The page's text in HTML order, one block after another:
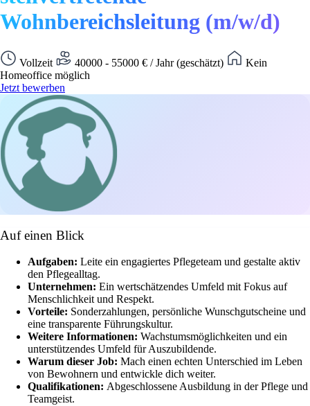
Wohnbereichsleitung (m/w/d)
Vollzeit 40000 - 55000 € / Jahr (geschätzt)
Kein
Homeoffice möglich
Jetzt bewerben
Auf einen Blick
Aufgaben: Leite ein engagiertes Pflegeteam und gestalte aktiv
den Pflegealltag.
Unternehmen: Ein wertschätzendes Umfeld mit Fokus auf
Menschlichkeit und Respekt.
Vorteile: Sonderzahlungen, persönliche Wunschgutscheine und
eine transparente Führungskultur.
Weitere Informationen: Wachstumsmöglichkeiten und ein
unterstützendes Umfeld für Auszubildende.
Warum dieser Job: Mach einen echten Unterschied im Leben
von Bewohnern und entwickle dich weiter.
Qualifikationen: Abgeschlossene Ausbildung in der Pflege und
Teamgeist.